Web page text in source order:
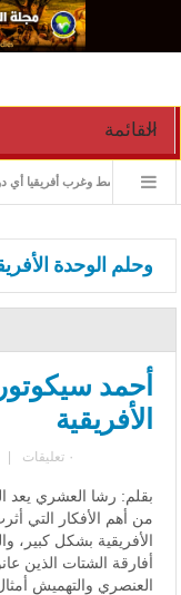
القائمة
الوسط وغرب أفريقيا أي دور
وحلم الوحدة
أحمد
الأفريقية
| ٠ تعليقات
بقلم: رشا العشري يعد
من أهم الأفكار التي
الأفريقية بشكل كبير،
أفارقة الشتات الذين
العنصري والتهميش